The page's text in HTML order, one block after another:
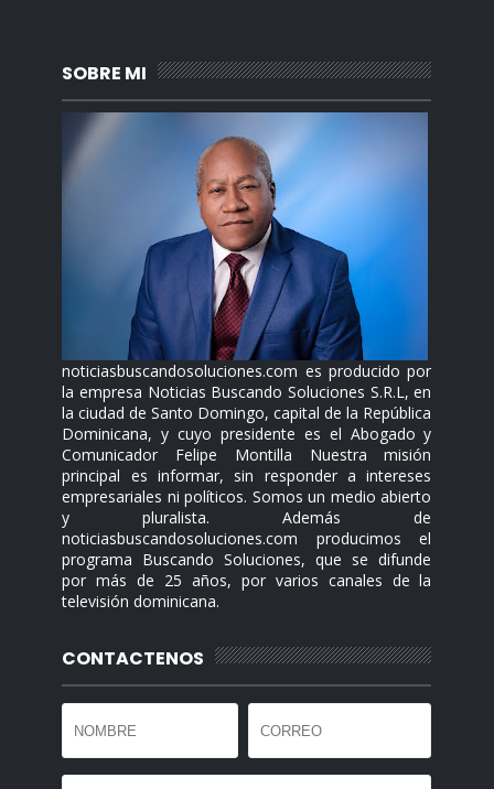
SOBRE MI
noticiasbuscandosoluciones.com es producido por
la empresa Noticias Buscando Soluciones S.R.L, en
la ciudad de Santo Domingo, capital de la República
Dominicana, y cuyo presidente es el Abogado y
Comunicador Felipe Montilla Nuestra misión
principal es informar, sin responder a intereses
empresariales ni políticos. Somos un medio abierto
y pluralista. Además de
noticiasbuscandosoluciones.com producimos el
programa Buscando Soluciones, que se difunde
por más de 25 años, por varios canales de la
televisión dominicana.
CONTACTENOS